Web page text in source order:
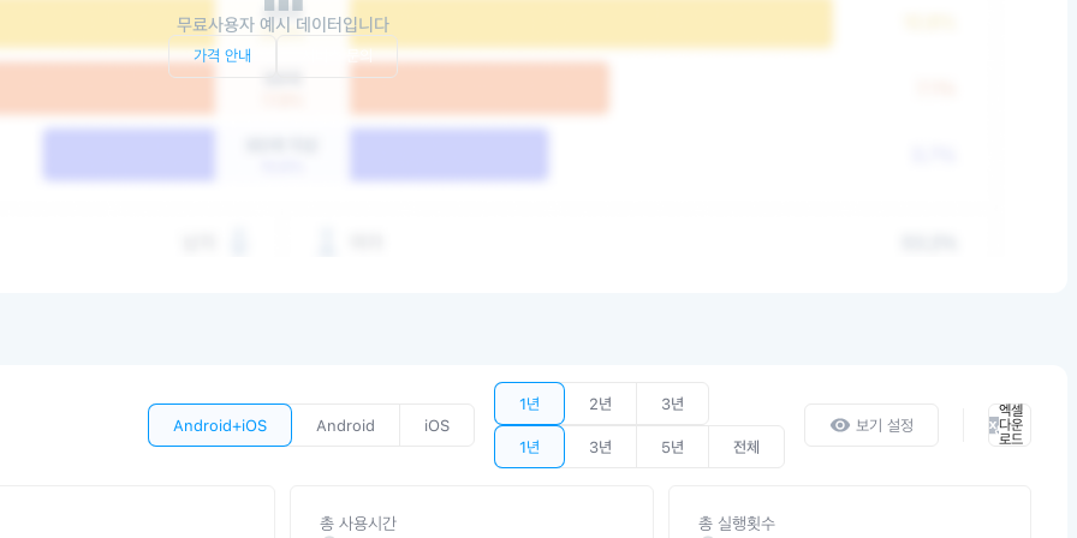
무료사용자 예시 데이터입니다
가격 안내
Android+iOS Android iOS
1년 2년 3년
1년 3년 5년 전체
보기 설정
엑셀
다운
로드
총 사용시간 총 실행횟수